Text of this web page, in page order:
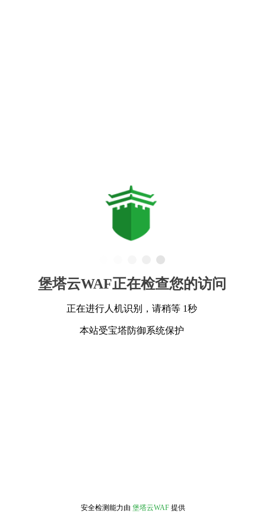
堡塔云WAF正在检查您的访问
正在进行人机识别，请稍等 1秒
本站受宝塔防御系统保护
安全检测能力由 堡塔云WAF 提供